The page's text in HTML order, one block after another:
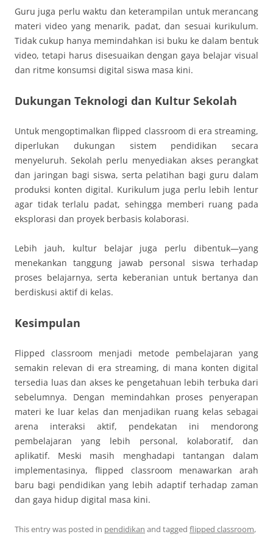
Guru juga perlu waktu dan keterampilan untuk merancang
materi video yang menarik, padat, dan sesuai kurikulum.
Tidak cukup hanya memindahkan isi buku ke dalam bentuk
video, tetapi harus disesuaikan dengan gaya belajar visual
dan ritme konsumsi digital siswa masa kini.
Dukungan Teknologi dan Kultur Sekolah
Untuk mengoptimalkan flipped classroom di era streaming,
diperlukan dukungan sistem pendidikan secara
menyeluruh. Sekolah perlu menyediakan akses perangkat
dan jaringan bagi siswa, serta pelatihan bagi guru dalam
produksi konten digital. Kurikulum juga perlu lebih lentur
agar tidak terlalu padat, sehingga memberi ruang pada
eksplorasi dan proyek berbasis kolaborasi.
Lebih jauh, kultur belajar juga perlu dibentuk—yang
menekankan tanggung jawab personal siswa terhadap
proses belajarnya, serta keberanian untuk bertanya dan
berdiskusi aktif di kelas.
Kesimpulan
Flipped classroom menjadi metode pembelajaran yang
semakin relevan di era streaming, di mana konten digital
tersedia luas dan akses ke pengetahuan lebih terbuka dari
sebelumnya. Dengan memindahkan proses penyerapan
materi ke luar kelas dan menjadikan ruang kelas sebagai
arena interaksi aktif, pendekatan ini mendorong
pembelajaran yang lebih personal, kolaboratif, dan
aplikatif. Meski masih menghadapi tantangan dalam
implementasinya, flipped classroom menawarkan arah
baru bagi pendidikan yang lebih adaptif terhadap zaman
dan gaya hidup digital masa kini.
This entry was posted in pendidikan and tagged flipped classroom,